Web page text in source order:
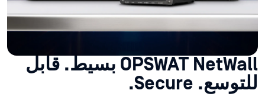
OPSWAT NetWall بسيط. قابل
للتوسع. Secure.